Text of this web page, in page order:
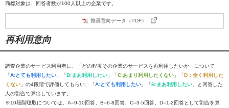
商標対象は、回答者数が100人以上の企業です。
推奨意向データ（PDF）
再利用意向
調査企業のサービス利用者に、「どの程度その企業のサービスを再利用したいか」について
「A:とても利用したい 」「B:まあ利用したい 」「C:あまり利用したくない 」「D：全く利用した
くない 」の4段階で評価してもらい、「A:とても利用したい 」「B:まあ利用したい 」と回答した
人の割合で算出しています。
※10段階聴取については、A=9-10回答、B=6-8回答、C=3-5回答、D=1-2回答として割合を算